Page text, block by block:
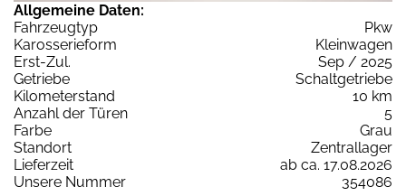
Allgemeine Daten:
Fahrzeugtyp
Pkw
Karosserieform
Kleinwagen
Erst-Zul.
Sep / 2025
Getriebe
Schaltgetriebe
Kilometerstand
10 km
Anzahl der Türen
5
Farbe
Grau
Standort
Zentrallager
Lieferzeit
ab ca. 17.08.2026
Unsere Nummer
354086